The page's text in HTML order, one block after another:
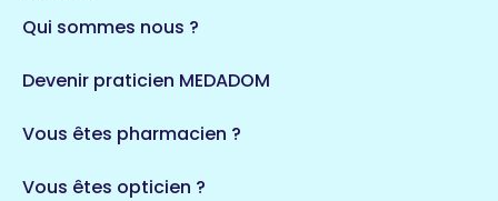
Qui sommes nous ?
Devenir praticien MEDADOM
Vous êtes pharmacien ?
Vous êtes opticien ?